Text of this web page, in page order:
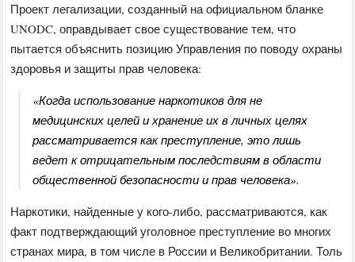
Проект легализации, созданный на официальном бланке
UNODC, оправдывает свое существование тем, что
пытается объяснить позицию Управления по поводу охраны
здоровья и защиты прав человека:
«Когда использование наркотиков для не
медицинских целей и хранение их в личных целях
рассматривается как преступление, это лишь
ведет к отрицательным последствиям в области
общественной безопасности и прав человека».
Наркотики, найденные у кого-либо, рассматриваются, как
факт подтверждающий уголовное преступление во многих
странах мира, в том числе в России и Великобритании. Толь